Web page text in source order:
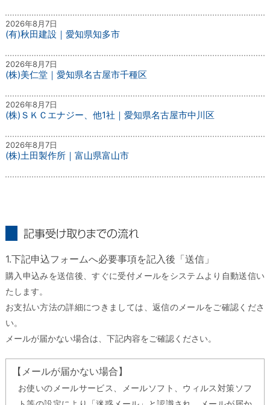
2026年8月7日
(有)秋田建設｜愛知県知多市
2026年8月7日
(株)美仁堂｜愛知県名古屋市千種区
2026年8月7日
(株)ＳＫＣエナジー、他1社｜愛知県名古屋市中川区
2026年8月7日
(株)土田製作所｜富山県富山市
1.下記申込フォームへ必要事項を記入後「送信」
購入申込みを送信後、すぐに受付メールをシステムより自動送信い
たします。
お支払い方法の詳細につきましては、返信のメールをご確認くださ
い。
メールが届かない場合は、下記内容をご確認ください。
【メールが届かない場合】
お使いのメールサービス、メールソフト、ウィルス対策ソフ